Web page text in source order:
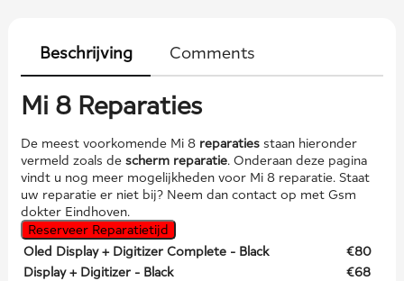
Beschrijving Comments
Mi 8 Reparaties
De meest voorkomende Mi 8 reparatiesstaan hieronder
vermeld zoals de scherm reparatie. Onderaan deze pagina
vindt u nog meer mogelijkheden voor Mi 8 reparatie. Staat
uw reparatie er niet bij? Neem dan contact op met Gsm
dokter Eindhoven.
Reserveer Reparatietijd
Oled Display + Digitizer Complete - Black
€80
Display + Digitizer - Black
€68